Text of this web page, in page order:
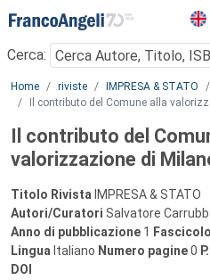
Menu
Cerca:
Main content
Home riviste IMPRESA & STATO
Il contributo del Comune alla
Il contributo del
valorizzazione di
Titolo Rivista IMPRESA & STATO
Autori/Curatori Salvatore
Anno di pubblicazione 1 Fascicolo
Lingua Italiano Numero pagine0 P.
DOI